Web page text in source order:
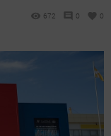
672 0 0